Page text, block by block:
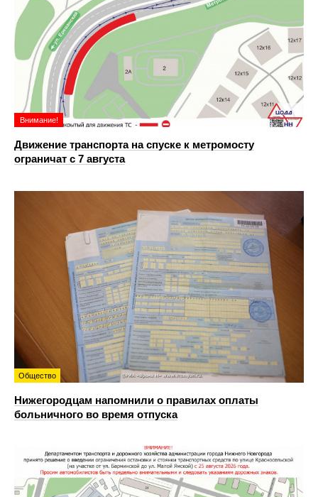
Внимание!
Движение транспорта на спуске к метромосту
ограничат с 7 августа
Общество
Нижегородцам напомнили о правилах оплаты
больничного во время отпуска